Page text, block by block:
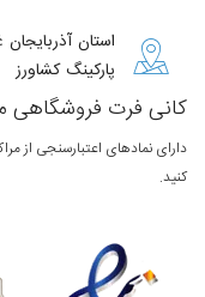
استان
پارکینگ کشاورز
کانی فرت فروشگاهی
دارای نمادهای اعتبارسنجی از
کنید.